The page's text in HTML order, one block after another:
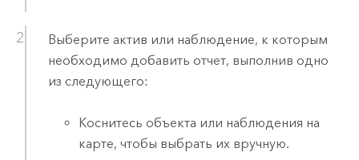
Выберите актив или наблюдение, к которым
необходимо добавить отчет, выполнив одно
из следующего:
Коснитесь объекта или наблюдения на
карте, чтобы выбрать их вручную.